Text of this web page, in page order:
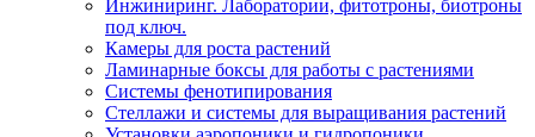
Инжиниринг. Лаборатории, фитотроны, биотроны
под ключ.
Камеры для роста растений
Ламинарные боксы для работы с растениями
Системы фенотипирования
Стеллажи и системы для выращивания растений